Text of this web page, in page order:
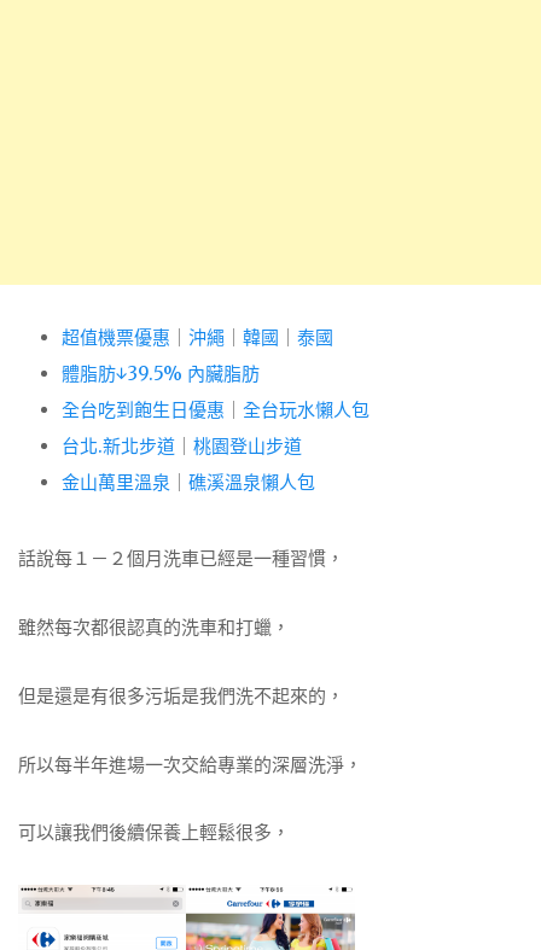
超值機票優惠 沖繩 韓國
泰國
體脂肪↓39.5% 內臟脂肪
全台吃到飽生日優惠
全台玩水懶人包
台北.新北步道
桃園登山步道
金山萬里溫泉
礁溪溫泉懶人包
話說每１－２個月洗車已經是一種習慣，
雖然每次都很認真的洗車和打蠟，
但是還是有很多污垢是我們洗不起來的，
所以每半年進場一次交給專業的深層洗淨，
可以讓我們後續保養上輕鬆很多，